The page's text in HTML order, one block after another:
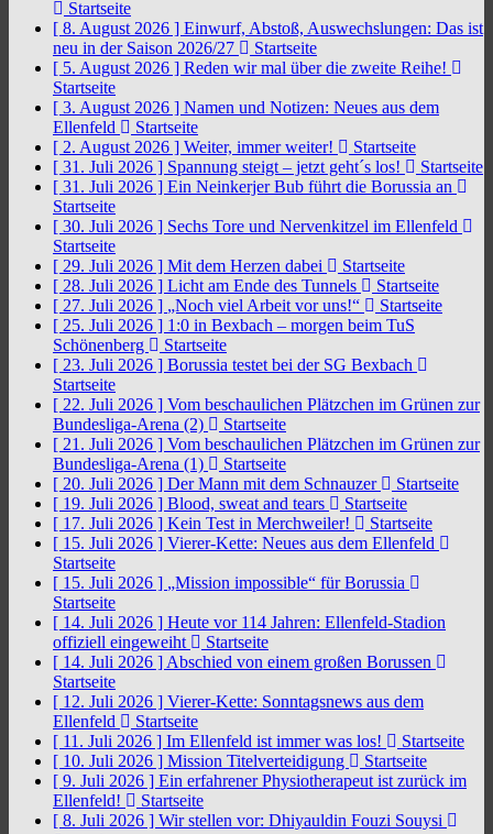
Startseite
[ 8. August 2026 ] Einwurf, Abstoß, Auswechslungen: Das ist
neu in der Saison 2026/27
Startseite
[ 5. August 2026 ] Reden wir mal über die zweite Reihe!
Startseite
[ 3. August 2026 ] Namen und Notizen: Neues aus dem
Ellenfeld
Startseite
[ 2. August 2026 ] Weiter, immer weiter!
Startseite
[ 31. Juli 2026 ] Spannung steigt – jetzt geht´s los!
Startseite
[ 31. Juli 2026 ] Ein Neinkerjer Bub führt die Borussia an
Startseite
[ 30. Juli 2026 ] Sechs Tore und Nervenkitzel im Ellenfeld
Startseite
[ 29. Juli 2026 ] Mit dem Herzen dabei
Startseite
[ 28. Juli 2026 ] Licht am Ende des Tunnels
Startseite
[ 27. Juli 2026 ] „Noch viel Arbeit vor uns!“
Startseite
[ 25. Juli 2026 ] 1:0 in Bexbach – morgen beim TuS
Schönenberg
Startseite
[ 23. Juli 2026 ] Borussia testet bei der SG Bexbach
Startseite
[ 22. Juli 2026 ] Vom beschaulichen Plätzchen im Grünen zur
Bundesliga-Arena (2)
Startseite
[ 21. Juli 2026 ] Vom beschaulichen Plätzchen im Grünen zur
Bundesliga-Arena (1)
Startseite
[ 20. Juli 2026 ] Der Mann mit dem Schnauzer
Startseite
[ 19. Juli 2026 ] Blood, sweat and tears
Startseite
[ 17. Juli 2026 ] Kein Test in Merchweiler!
Startseite
[ 15. Juli 2026 ] Vierer-Kette: Neues aus dem Ellenfeld
Startseite
[ 15. Juli 2026 ] „Mission impossible“ für Borussia
Startseite
[ 14. Juli 2026 ] Heute vor 114 Jahren: Ellenfeld-Stadion
offiziell eingeweiht
Startseite
[ 14. Juli 2026 ] Abschied von einem großen Borussen
Startseite
[ 12. Juli 2026 ] Vierer-Kette: Sonntagsnews aus dem
Ellenfeld
Startseite
[ 11. Juli 2026 ] Im Ellenfeld ist immer was los!
Startseite
[ 10. Juli 2026 ] Mission Titelverteidigung
Startseite
[ 9. Juli 2026 ] Ein erfahrener Physiotherapeut ist zurück im
Ellenfeld!
Startseite
[ 8. Juli 2026 ] Wir stellen vor: Dhiyauldin Fouzi Souysi